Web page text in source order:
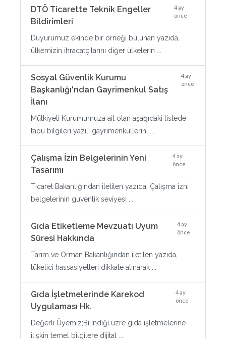
DTÖ Ticarette Teknik Engeller
Bildirimleri
4 ay
önce
Duyurumuz ekinde bir örneği bulunan yazıda,
ülkemizin ihracatçılarını diğer ülkelerin ...
Sosyal Güvenlik Kurumu
Başkanlığı'ndan Gayrimenkul Satış
İlanı
4 ay
önce
Mülkiyeti Kurumumuza ait olan aşağıdaki listede
tapu bilgileri yazılı gayrimenkullerin, ...
Çalışma İzin Belgelerinin Yeni
Tasarımı
4 ay
önce
Ticaret Bakanlığından iletilen yazıda; Çalışma izni
belgelerinin güvenlik seviyesi ...
Gıda Etiketleme Mevzuatı Uyum
Süresi Hakkında
4 ay
önce
Tarım ve Orman Bakanlığından iletilen yazıda,
tüketici hassasiyetleri dikkate alınarak ...
Gıda İşletmelerinde Karekod
Uygulaması Hk.
4 ay
önce
Değerli Üyemiz;Bilindiği üzre gıda işletmelerine
ilişkin temel bilgilere dijital ...